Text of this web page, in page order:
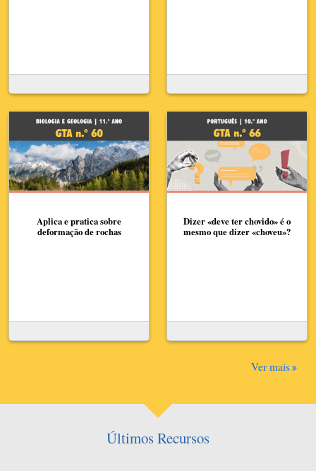
Aplica e pratica sobre
deformação de rochas
Dizer «deve ter chovido» é o
mesmo que dizer «choveu»?
Ver mais
Últimos Recursos